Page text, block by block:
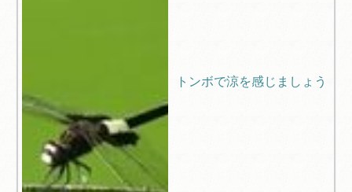
トンボで涼を感じましょう